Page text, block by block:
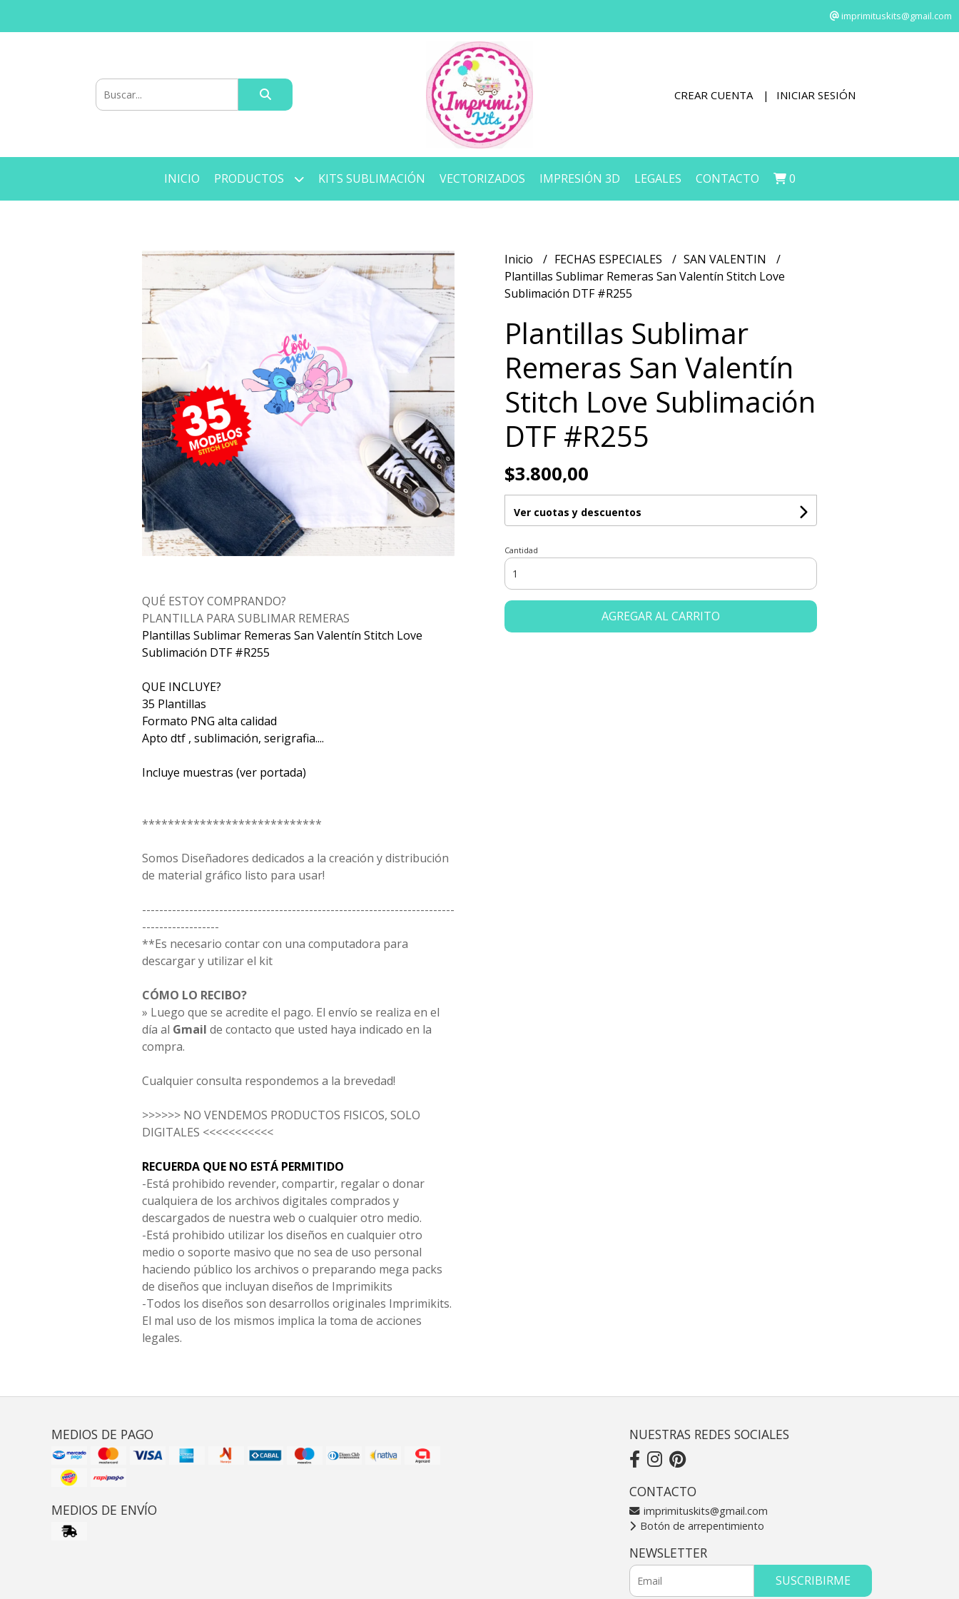
imprimituskits@gmail.com
CREAR CUENTA INICIAR SESIÓN
INICIO PRODUCTOS KITS SUBLIMACIÓN VECTORIZADOS IMPRESIÓN 3D LEGALES CONTACTO 0
QUÉ ESTOY COMPRANDO?
PLANTILLA PARA SUBLIMAR REMERAS
Plantillas Sublimar Remeras San Valentín Stitch Love
Sublimación DTF #R255
QUE INCLUYE?
35 Plantillas
Formato PNG alta calidad
Apto dtf , sublimación, serigrafia....
Incluye muestras (ver portada)
****************************
Somos Diseñadores dedicados a la creación y distribución
de material gráfico listo para usar!
-------------------------------------------------------------------------
------------------
**Es necesario contar con una computadora para
descargar y utilizar el kit
CÓMO LO RECIBO?
» Luego que se acredite el pago. El envío se realiza en el
día al Gmail de contacto que usted haya indicado en la
compra.
Cualquier consulta respondemos a la brevedad!
>>>>>> NO VENDEMOS PRODUCTOS FISICOS, SOLO
DIGITALES <<<<<<<<<<<
RECUERDA QUE NO ESTÁ PERMITIDO
-Está prohibido revender, compartir, regalar o donar
cualquiera de los archivos digitales comprados y
descargados de nuestra web o cualquier otro medio.
-Está prohibido utilizar los diseños en cualquier otro
medio o soporte masivo que no sea de uso personal
haciendo público los archivos o preparando mega packs
de diseños que incluyan diseños de Imprimikits
-Todos los diseños son desarrollos originales Imprimikits.
El mal uso de los mismos implica la toma de acciones
legales.
Inicio FECHAS ESPECIALES
SAN VALENTIN
Plantillas Sublimar Remeras San Valentín Stitch Love
Sublimación DTF #R255
Plantillas Sublimar
Remeras San Valentín
Stitch Love Sublimación
DTF #R255
$3.800,00
Ver cuotas y descuentos
Cantidad
AGREGAR AL CARRITO
MEDIOS DE PAGO
MEDIOS DE ENVÍO
NUESTRAS REDES SOCIALES
CONTACTO
imprimituskits@gmail.com
Botón de arrepentimiento
NEWSLETTER
SUSCRIBIRME